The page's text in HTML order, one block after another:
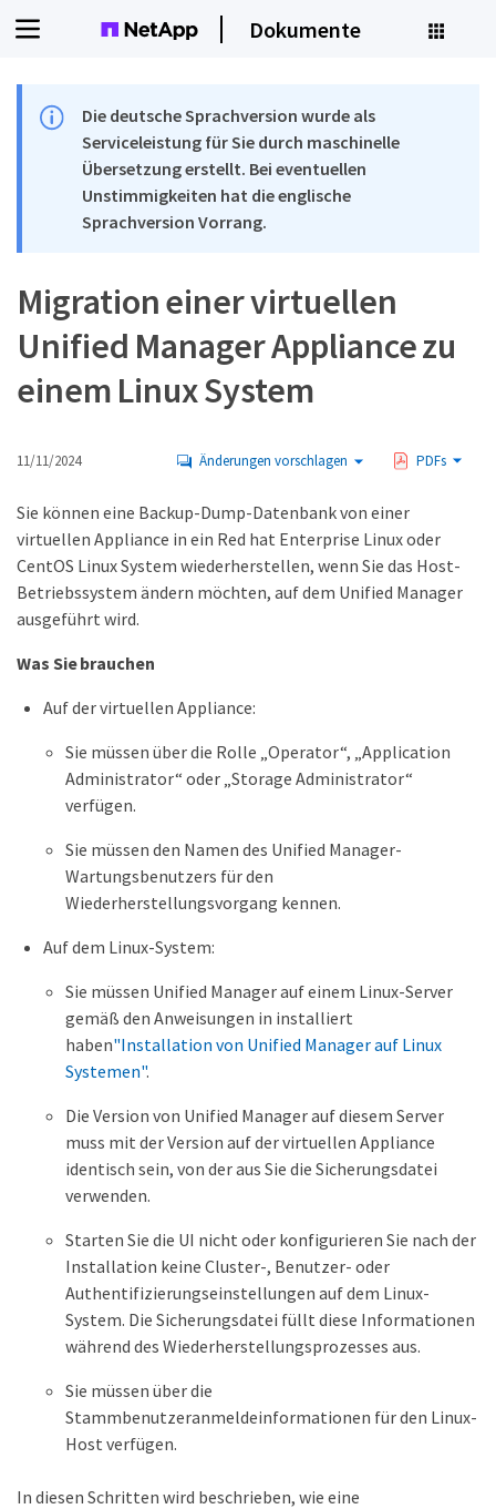
Dokumente
Die deutsche Sprachversion wurde als
Serviceleistung für Sie durch maschinelle
Übersetzung erstellt. Bei eventuellen
Unstimmigkeiten hat die englische
Sprachversion Vorrang.
Migration einer virtuellen
Unified Manager Appliance zu
einem Linux System
11/11/2024 Änderungen vorschlagen PDFs
Sie können eine Backup-Dump-Datenbank von einer
virtuellen Appliance in ein Red hat Enterprise Linux oder
CentOS Linux System wiederherstellen, wenn Sie das Host-
Betriebssystem ändern möchten, auf dem Unified Manager
ausgeführt wird.
Was Sie brauchen
Auf der virtuellen Appliance:
Sie müssen über die Rolle „Operator“, „Application
Administrator“ oder „Storage Administrator“
verfügen.
Sie müssen den Namen des Unified Manager-
Wartungsbenutzers für den
Wiederherstellungsvorgang kennen.
Auf dem Linux-System:
Sie müssen Unified Manager auf einem Linux-Server
gemäß den Anweisungen in installiert
haben"Installation von Unified Manager auf Linux
Systemen".
Die Version von Unified Manager auf diesem Server
muss mit der Version auf der virtuellen Appliance
identisch sein, von der aus Sie die Sicherungsdatei
verwenden.
Starten Sie die UI nicht oder konfigurieren Sie nach der
Installation keine Cluster-, Benutzer- oder
Authentifizierungseinstellungen auf dem Linux-
System. Die Sicherungsdatei füllt diese Informationen
während des Wiederherstellungsprozesses aus.
Sie müssen über die
Stammbenutzeranmeldeinformationen für den Linux-
Host verfügen.
In diesen Schritten wird beschrieben, wie eine